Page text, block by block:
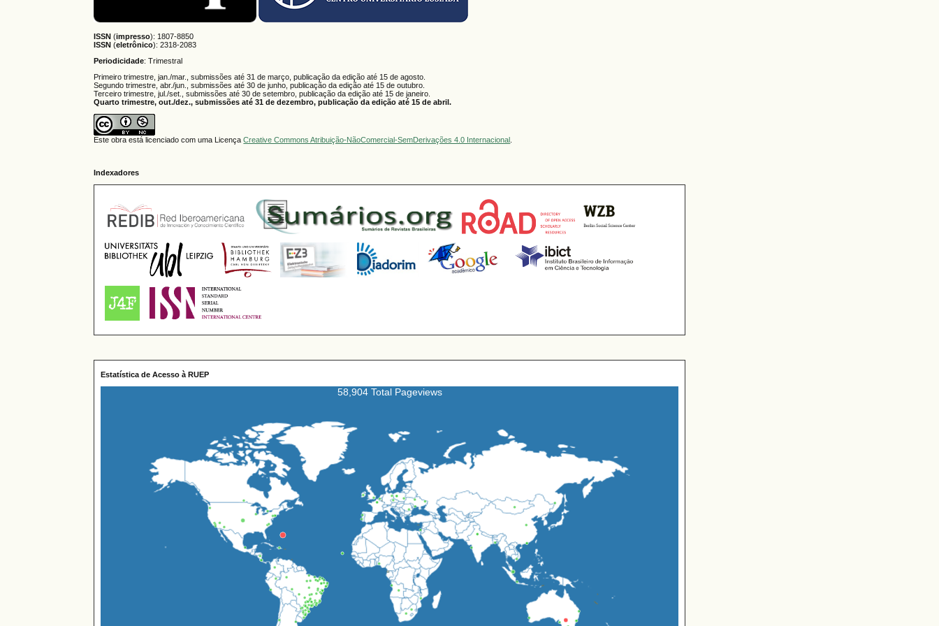
ISSN (impresso): 1807-8850
ISSN (eletrônico):2318-2083
Periodicidade: Trimestral
Primeiro trimestre, jan./mar., submissões até 31 de março, publicação da edição até 15 de agosto.
Segundo trimestre, abr./jun., submissões até 30 de junho, publicação da edição até 15 de outubro.
Terceiro trimestre, jul./set., submissões até 30 de setembro, publicação da edição até 15 de janeiro.
Quarto trimestre, out./dez., submissões até 31 de dezembro, publicação da edição até 15 de abril.
Este obra está licenciado com uma LicençaCreative Commons Atribuição-NãoComercial-SemDerivações 4.0 Internacional
Indexadores
Estatística de Acesso à RUEP
58,904 Total Pageviews